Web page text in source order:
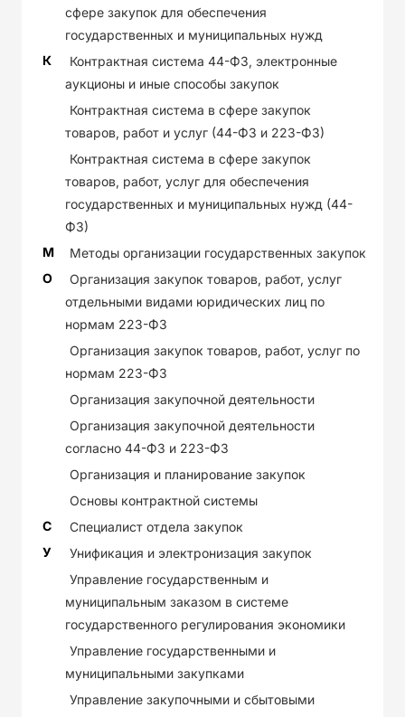
сфере закупок для обеспечения
государственных и муниципальных нужд
К
Контрактная система 44-ФЗ, электронные
аукционы и иные способы закупок
Контрактная система в сфере закупок
товаров, работ и услуг (44-ФЗ и 223-ФЗ)
Контрактная система в сфере закупок
товаров, работ, услуг для обеспечения
государственных и муниципальных нужд (44-
ФЗ)
М
Методы организации государственных закупок
О
Организация закупок товаров, работ, услуг
отдельными видами юридических лиц по
нормам 223-ФЗ
Организация закупок товаров, работ, услуг по
нормам 223-ФЗ
Организация закупочной деятельности
Организация закупочной деятельности
согласно 44-ФЗ и 223-ФЗ
Организация и планирование закупок
Основы контрактной системы
С
Специалист отдела закупок
У
Унификация и электронизация закупок
Управление государственным и
муниципальным заказом в системе
государственного регулирования экономики
Управление государственными и
муниципальными закупками
Управление закупочными и сбытовыми